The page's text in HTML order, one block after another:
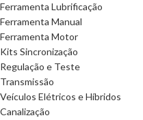
Ferramenta Lubrificação
Ferramenta Manual
Ferramenta Motor
Kits Sincronização
Regulação e Teste
Transmissão
Veículos Elétricos e Híbridos
Canalização